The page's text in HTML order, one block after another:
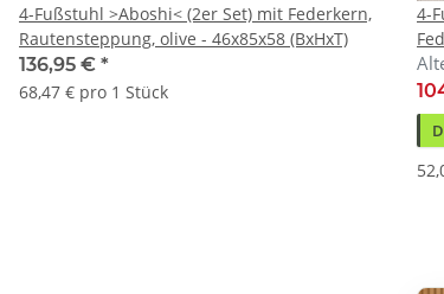
4-Fußstuhl >Aboshi< (2er Set) mit Federkern,
Rautensteppung, olive - 46x85x58 (BxHxT)
136,95 € *
68,47 € pro 1 Stück
4-